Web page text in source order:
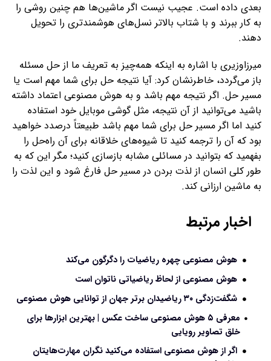
بعدی داده است. عجیب نیست اگر ماشین‌ها هم چنین روشی را
به کار ببرند و با شتاب بالاتر نسل‌های هوشمندتری را تحویل
دهند.
میرزاوزیری با اشاره به اینکه همه‌چیز به تعریف ما از حل مسئله
باز می‌گردد، خاطرنشان کرد: آیا نتیجه حل برای شما مهم است یا
مسیر حل. اگر نتیجه مهم باشد و به هوش مصنوعی اعتماد داشته
باشید می‌توانید از آن نتیجه، مثل گوشی موبایل خود استفاده
کنید اما اگر مسیر حل برای شما مهم باشد طبیعتاً درصدد خواهید
بود که آن را ترجمه کنید تا شیوه‌های خلاقانه برای آن راه‌حل را
بفهمید که بتوانید در مسائلی مشابه بازسازی کنید؛ مگر این که به
طور کلی انسان از لذت بردن در مسیر حل فارغ شود و این لذت را
به ماشین ارزانی کند.
اخبار مرتبط
هوش مصنوعی چهره ریاضیات را دگرگون می‌کند
هوش مصنوعی از لحاظ ریاضیاتی ناتوان است
شگفت‌زدگی ۳۰ ریاضیدان برتر جهان از توانایی هوش مصنوعی
معرفی ۵ هوش مصنوعی ساخت عکس | بهترین ابزارها برای
خلق تصاویر رویایی
اگر از هوش‌ مصنوعی استفاده می‌کنید نگران مهارت‌هایتان